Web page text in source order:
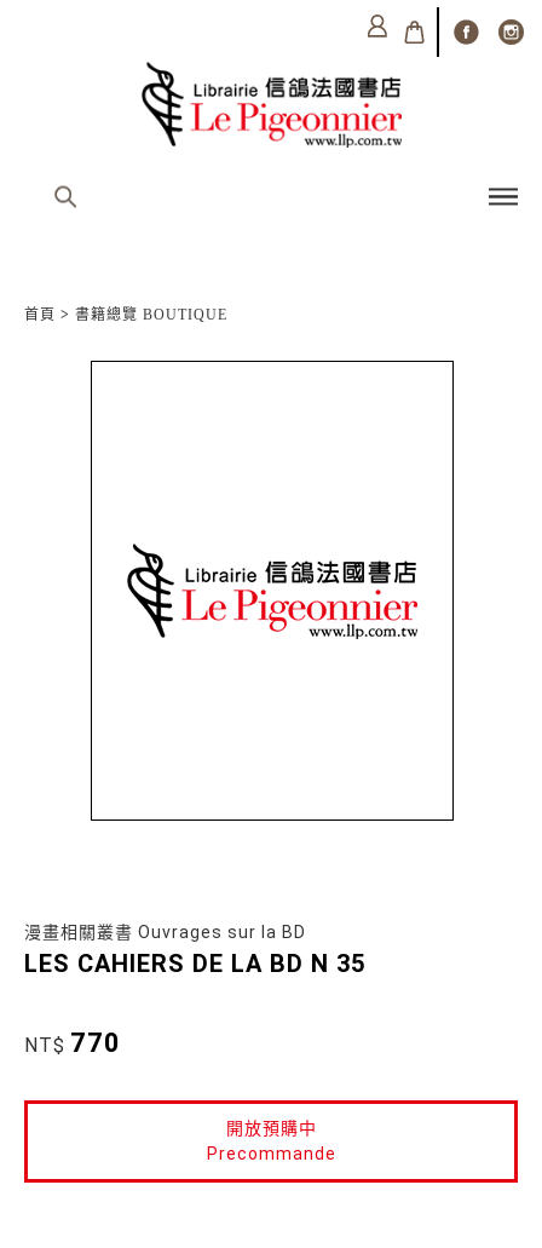
首頁 > 書籍總覽 BOUTIQUE
漫畫相關叢書 Ouvrages sur la BD
LES CAHIERS DE LA BD N 35
NT$ 770
開放預購中
Precommande